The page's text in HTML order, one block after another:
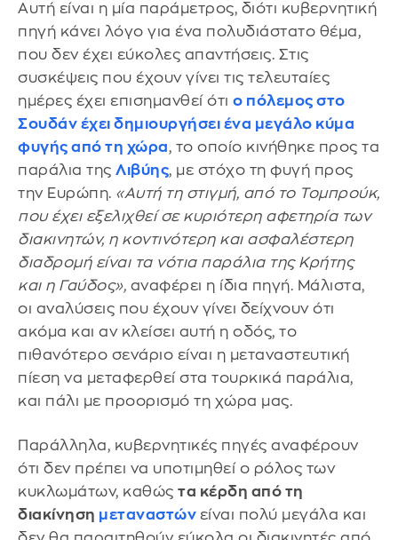
Αυτή είναι η μία παράμετρος, διότι κυβερνητική
πηγή κάνει λόγο για ένα πολυδιάστατο θέμα,
που δεν έχει εύκολες απαντήσεις. Στις
συσκέψεις που έχουν γίνει τις τελευταίες
ημέρες έχει επισημανθεί ότι ο πόλεμος στο
Σουδάν έχει δημιουργήσει ένα μεγάλο κύμα
φυγής από τη χώρα, το οποίο κινήθηκε προς τα
παράλια της Λιβύης, με στόχο τη φυγή προς
την Ευρώπη. «Αυτή τη στιγμή, από το Τομπρούκ,
που έχει εξελιχθεί σε κυριότερη αφετηρία των
διακινητών, η κοντινότερη και ασφαλέστερη
διαδρομή είναι τα νότια παράλια της Κρήτης
και η Γαύδος», αναφέρει η ίδια πηγή. Μάλιστα,
οι αναλύσεις που έχουν γίνει δείχνουν ότι
ακόμα και αν κλείσει αυτή η οδός, το
πιθανότερο σενάριο είναι η μεταναστευτική
πίεση να μεταφερθεί στα τουρκικά παράλια,
και πάλι με προορισμό τη χώρα μας.
Παράλληλα, κυβερνητικές πηγές αναφέρουν
ότι δεν πρέπει να υποτιμηθεί ο ρόλος των
κυκλωμάτων, καθώς τα κέρδη από τη
διακίνηση μεταναστών είναι πολύ μεγάλα και